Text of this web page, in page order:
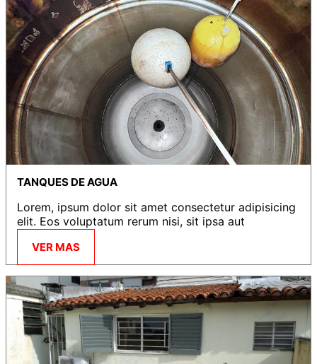
TANQUES DE AGUA
Lorem, ipsum dolor sit amet consectetur adipisicing
elit. Eos voluptatum rerum nisi, sit ipsa aut
VER MAS